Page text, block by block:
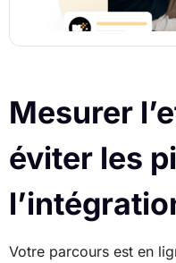
Mesurer
éviter les
Votre parcours est en